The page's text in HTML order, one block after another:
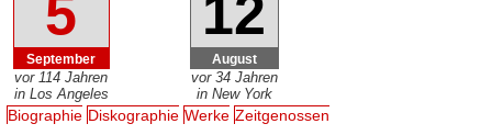
5
September
vor 114 Jahren
in Los Angeles
12
August
vor 34 Jahren
in New York
Biographie Diskographie Werke Zeitgenossen